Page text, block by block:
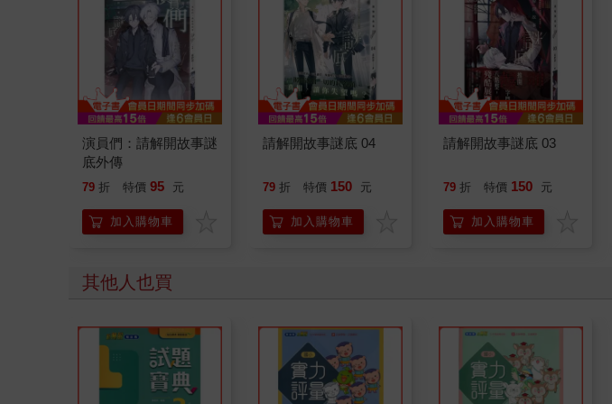
演員們：請解開故事謎
底外傳
79 折 特價 95 元
加入購物車
請解開故事謎底 04
79 折 特價 150 元
加入購物車
請解開故事謎底 03
79 折 特價 150 元
加入購物車
其他人也買